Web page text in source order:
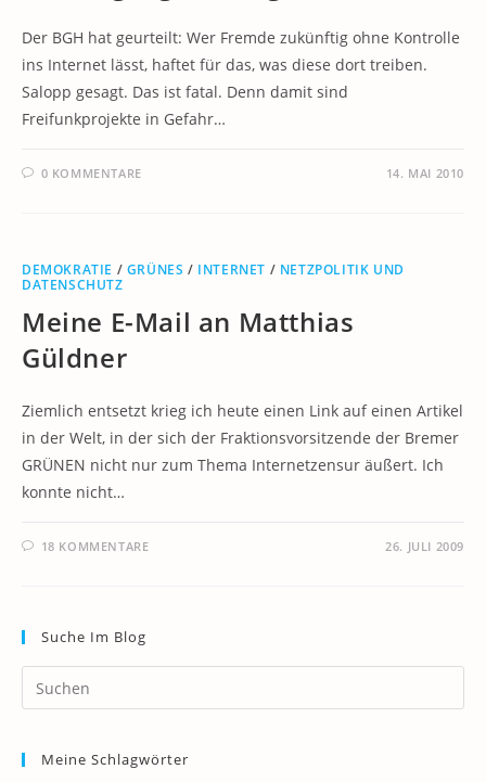
Der BGH hat geurteilt: Wer Fremde zukünftig ohne Kontrolle
ins Internet lässt, haftet für das, was diese dort treiben.
Salopp gesagt. Das ist fatal. Denn damit sind
Freifunkprojekte in Gefahr…
0 KOMMENTARE 14. MAI 2010
DEMOKRATIE / GRÜNES / INTERNET / NETZPOLITIK UND
DATENSCHUTZ
Meine E-Mail an Matthias
Güldner
Ziemlich entsetzt krieg ich heute einen Link auf einen Artikel
in der Welt, in der sich der Fraktionsvorsitzende der Bremer
GRÜNEN nicht nur zum Thema Internetzensur äußert. Ich
konnte nicht…
18 KOMMENTARE 26. JULI 2009
Suche Im Blog
Meine Schlagwörter